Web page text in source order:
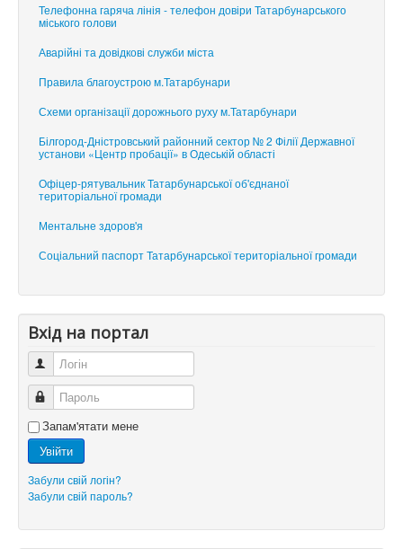
Телефонна гаряча лінія - телефон довіри Татарбунарського
міського голови
Аварійні та довідкові служби міста
Правила благоустрою м.Татарбунари
Схеми організації дорожнього руху м.Татарбунари
Білгород-Дністровський районний сектор № 2 Філії Державної
установи «Центр пробації» в Одеській області
Офіцер-рятувальник Татарбунарської об'єднаної
територіальної громади
Ментальне здоров'я
Соціальний паспорт Татарбунарської територіальної громади
Вхід на портал
Логін
Пароль
Запам'ятати мене
Увійти
Забули свій логін?
Забули свій пароль?